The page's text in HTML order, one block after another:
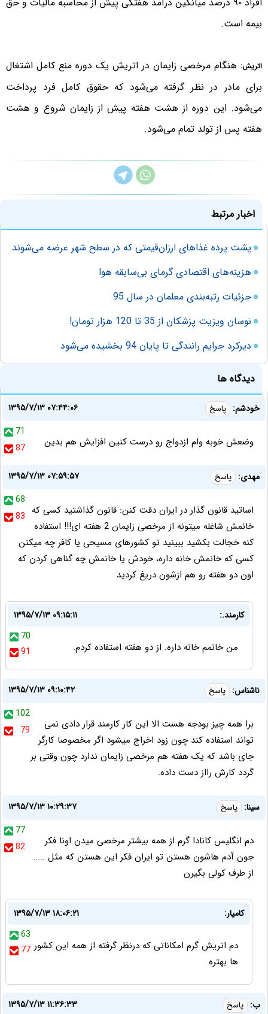
بیمه است.
اتریش: هنگام مرخصی زایمان در اتریش یک دوره منع کامل اشتغال
برای مادر در نظر گرفته می‌شود که حقوق کامل فرد پرداخت
می‌شود. این دوره از هشت هفته پیش از زایمان شروع و هشت
هفته پس از تولد تمام می‌شود.
اخبار مرتبط
پشت پرده غذاهای ارزان‌قیمتی که در سطح شهر عرضه می‌شوند
هزينه‌های اقتصادی گرمای بی‌سابقه هوا
جزئیات رتبه‌بندی معلمان در سال 95
نوسان ویزیت پزشکان از 35 تا 120 هزار تومان!
دیرکرد جرایم رانندگی تا پایان 94 بخشیده می‌شود
دیدگاه ها
خودشم: پاسخ
۱۳۹۵/۷/۱۳ ۰۷:۴۴:۰۶
71
87
وضعش خوبه وام ازدواج رو درست کنین افزایش هم بدین
مهدی: پاسخ
۱۳۹۵/۷/۱۳ ۰۷:۵۹:۵۷
68
83 اساتید قانون گذار در ایران دقت کنن: قانون گذاشتید کسی که
خانمش شاغله میتونه از مرخصی زایمان 2 هفته ای!!! استفاده
کنه خجالت بکشید ببینید تو کشورهای مسیحی یا کافر چه میکنن
کسی که خانمش خانه داره، خودش یا خانمش چه گناهی کردن که
اون دو هفته رو هم ازشون دریغ کردید
کارمند.:
۱۳۹۵/۷/۱۳ ۰۹:۱۵:۱۱
70
91
من خانمم خانه داره. از دو هفته استفاده کردم.
ناشناس: پاسخ
۱۳۹۵/۷/۱۳ ۰۹:۱۰:۴۲
102
79
برا همه چیز بودجه هست الا این کار کارمند قرار دادی نمی
تواند استفاده کند چون زود اخراج میشود اگر مخصوصا کارگر
جای باشد که یک هفته هم مرخصی زایمان ندارد چون وقتی بر
گردد کارش رااز دست داده.
سینا: پاسخ
۱۳۹۵/۷/۱۳ ۱۰:۲۹:۳۷
77
82
دم انگلیس کانادا گرم از همه بیشتر مرخصی میدن اونا فکر
جون آدم هاشون هستن تو ایران فکر این هستن که مثل .....
از طرف کولی بگیرن
کامیار:
۱۳۹۵/۷/۱۳ ۱۸:۰۶:۲۱
63
77 دم اتریش گرم امکاناتی که درنظر گرفته از همه این کشور
ها بهتره
ب: پاسخ
۱۳۹۵/۷/۱۳ ۱۱:۳۶:۳۳